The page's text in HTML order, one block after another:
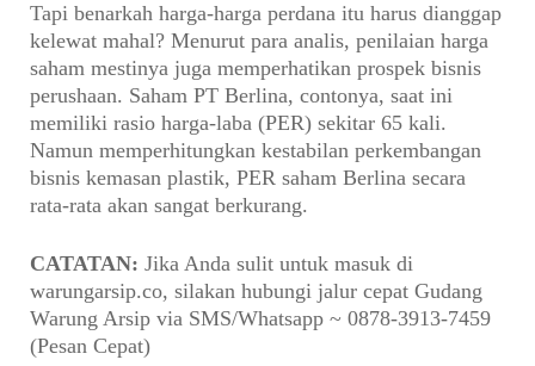
Tapi benarkah harga-harga perdana itu harus dianggap
kelewat mahal? Menurut para analis, penilaian harga
saham mestinya juga memperhatikan prospek bisnis
perushaan. Saham PT Berlina, contonya, saat ini
memiliki rasio harga-laba (PER) sekitar 65 kali.
Namun memperhitungkan kestabilan perkembangan
bisnis kemasan plastik, PER saham Berlina secara
rata-rata akan sangat berkurang.
CATATAN: Jika Anda sulit untuk masuk di
warungarsip.co, silakan hubungi jalur cepat Gudang
Warung Arsip via SMS/Whatsapp ~ 0878-3913-7459
(Pesan Cepat)